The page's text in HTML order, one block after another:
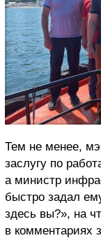
Тем не менее,
заслугу по
а министр
быстро задал
здесь вы?», на
в комментариях